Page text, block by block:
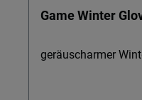
Game Winter
geräuscharmer